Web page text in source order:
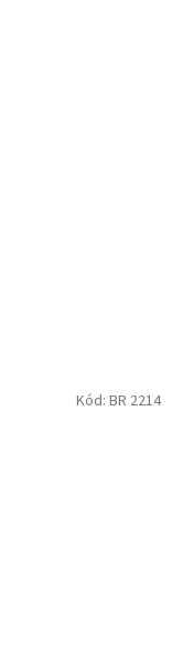
Kód: BR 2214